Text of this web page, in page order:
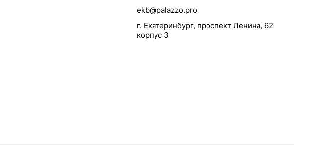
ekb@palazzo.pro
г. Екатеринбург, проспект Ленина, 62
корпус 3